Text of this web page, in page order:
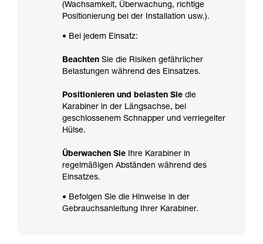
(Wachsamkeit, Überwachung, richtige
Positionierung bei der Installation usw.).
• Bei jedem Einsatz:
Beachten Sie die Risiken gefährlicher
Belastungen während des Einsatzes.
Positionieren und belasten Sie die
Karabiner in der Längsachse, bei
geschlossenem Schnapper und verriegelter
Hülse.
Überwachen Sie Ihre Karabiner in
regelmäßigen Abständen während des
Einsatzes.
• Befolgen Sie die Hinweise in der
Gebrauchsanleitung Ihrer Karabiner.